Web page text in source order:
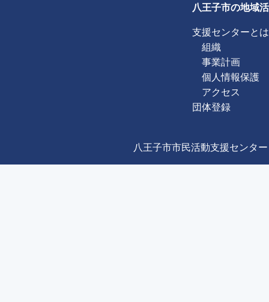
八王子市の地域
支援センターとは
組織
事業計画
個人情報保護
アクセス
団体登録
八王子市市民活動支援センタ